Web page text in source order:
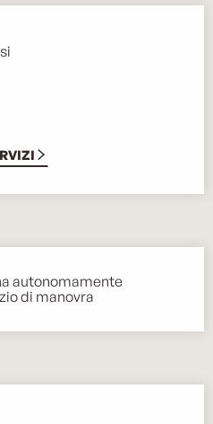
autonomamente
di manovra